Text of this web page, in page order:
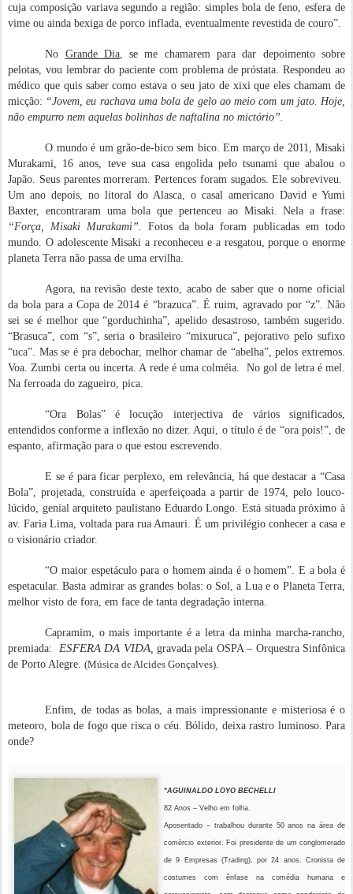
cuja composição variava segundo a região: simples bola de feno, esfera de
vime ou ainda bexiga de porco inflada, eventualmente revestida de couro”.
No Grande Dia, se me chamarem para dar depoimento sobre
pelotas, vou lembrar do paciente com problema de próstata. Respondeu ao
médico que quis saber como estava o seu jato de xixi que eles chamam de
micção: “Jovem, eu rachava uma bola de gelo ao meio com um jato. Hoje,
não empurro nem aquelas bolinhas de naftalina no mictório”.
O mundo é um grão-de-bico sem bico. Em março de 2011, Misaki
Murakami, 16 anos, teve sua casa engolida pelo tsunami que abalou o
Japão. Seus parentes morreram. Pertences foram sugados. Ele sobreviveu.
Um ano depois, no litoral do Alasca, o casal americano David e Yumi
Baxter, encontraram uma bola que pertenceu ao Misaki. Nela a frase:
“Força, Misaki Murakami”. Fotos da bola foram publicadas em todo
mundo. O adolescente Misaki a reconheceu e a resgatou, porque o enorme
planeta Terra não passa de uma ervilha.
Agora, na revisão deste texto, acabo de saber que o nome oficial
da bola para a Copa de 2014 é “brazuca”. É ruim, agravado por “z”. Não
sei se é melhor que “gorduchinha”, apelido desastroso, também sugerido.
“Brasuca”, com “s”, seria o brasileiro “mixuruca”, pejorativo pelo sufixo
“uca”. Mas se é pra debochar, melhor chamar de “abelha”, pelos extremos.
Voa. Zumbi certa ou incerta. A rede é uma colméia. No gol de letra é mel.
Na ferroada do zagueiro, pica.
“Ora Bolas” é locução interjectiva de vários significados,
entendidos conforme a inflexão no dizer. Aqui, o título é de “ora pois!”, de
espanto, afirmação para o que estou escrevendo.
E se é para ficar perplexo, em relevância, há que destacar a “Casa
Bola”, projetada, construída e aperfeiçoada a partir de 1974, pelo louco-
lúcido, genial arquiteto paulistano Eduardo Longo. Está situada próximo à
av. Faria Lima, voltada para rua Amauri. É um privilégio conhecer a casa e
o visionário criador.
“O maior espetáculo para o homem ainda é o homem”. E a bola é
espetacular. Basta admirar as grandes bolas: o Sol, a Lua e o Planeta Terra,
melhor visto de fora, em face de tanta degradação interna.
Capramim, o mais importante é a letra da minha marcha-rancho,
premiada: ESFERA DA VIDA,gravada pela OSPA – Orquestra Sinfônica
de Porto Alegre. (Música de Alcides Gonçalves).
Enfim, de todas as bolas, a mais impressionante e misteriosa é o
meteoro, bola de fogo que risca o céu. Bólido, deixa rastro luminoso. Para
onde?
*AGUINALDO LOYO BECHELLI
82 Anos – Velho em folha.
Aposentado – trabalhou durante 50 anos na área de
comércio exterior. Foi presidente de um conglomerado
de 9 Empresas (Trading), por 24 anos. Cronista de
costumes com ênfase na comédia humana e